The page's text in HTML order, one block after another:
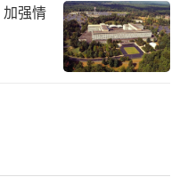
强情